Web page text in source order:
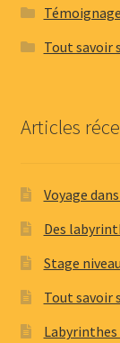
Témoignage
Tout savoir
Articles
Voyage
Des
Stage
Tout savoir
Labyrinthes